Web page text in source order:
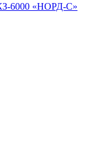
6000 «НОРД-С»